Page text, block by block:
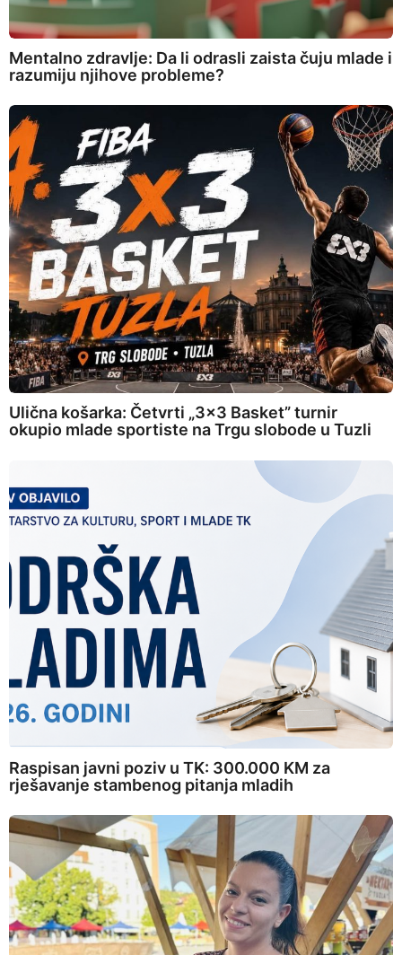
Mentalno zdravlje: Da li odrasli zaista čuju mlade i
razumiju njihove probleme?
Ulična košarka: Četvrti „3×3 Basket” turnir
okupio mlade sportiste na Trgu slobode u Tuzli
Raspisan javni poziv u TK: 300.000 KM za
rješavanje stambenog pitanja mladih